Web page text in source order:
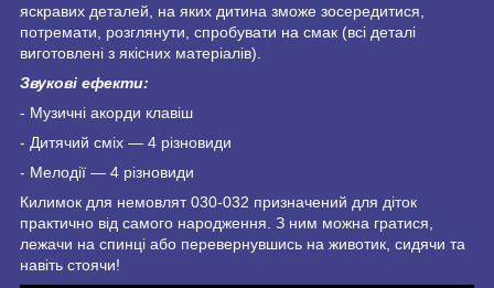
яскравих деталей, на яких дитина зможе зосередитися,
потремати, розглянути, спробувати на смак (всі деталі
виготовлені з якісних матеріалів).
Звукові ефекти:
- Музичні акорди клавіш
- Дитячий сміх — 4 різновиди
- Мелодії — 4 різновиди
Килимок для немовлят 030-032 призначений для діток
практично від самого народження. З ним можна гратися,
лежачи на спинці або перевернувшись на животик, сидячи та
навіть стоячи!